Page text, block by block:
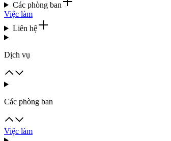
Các phòng ban
Việc làm
Liên hệ
Dịch vụ
Các phòng ban
Việc làm